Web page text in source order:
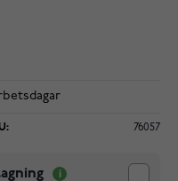
76057